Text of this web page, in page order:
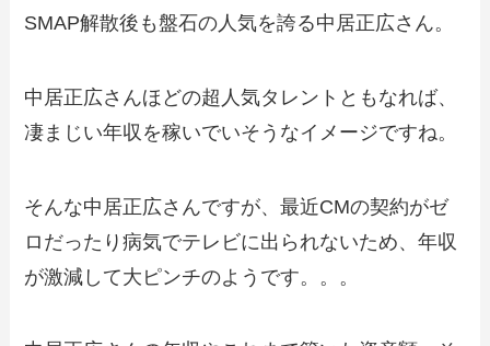
SMAP解散後も盤石の人気を誇る中居正広さん。
中居正広さんほどの超人気タレントともなれば、
凄まじい年収を稼いでいそうなイメージですね。
そんな中居正広さんですが、最近CMの契約がゼ
ロだったり病気でテレビに出られないため、年収
が激減して大ピンチのようです。。。